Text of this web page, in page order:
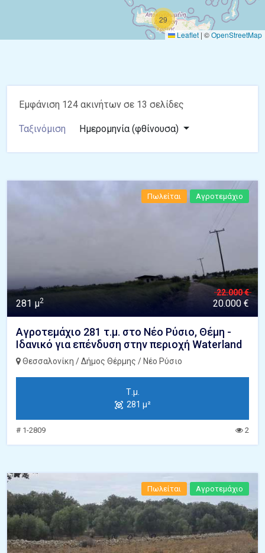
29
Leaflet | ©OpenStreetMap
Εμφάνιση 124 ακινήτων σε 13 σελίδες
Ταξινόμιση Ημερομηνία (φθίνουσα)
Πωλείται Αγροτεμάχιο
281 μ2
22.000 €
20.000 €
Αγροτεμάχιο 281 τ.μ. στο Νέο Ρύσιο, Θέμη -
Ιδανικό για επένδυση στην περιοχή Waterland
Θεσσαλονίκη / Δήμος Θέρμης / Νέο Ρύσιο
Τ.μ.
281 μ²
# 1-2809 2
Πωλείται Αγροτεμάχιο